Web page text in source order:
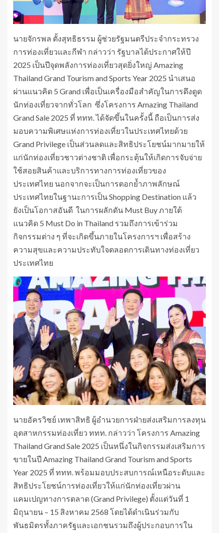
นายจักรพล ตั้งสุทธิธรรม ผู้ช่วยรัฐมนตรีประจำกระทรวง
การท่องเที่ยวและกีฬา กล่าวว่า รัฐบาลได้ประกาศให้ปี
2025 เป็นปีจุดพลังการท่องเที่ยวสุดยิ่งใหญ่ Amazing
Thailand Grand Tourism and Sports Year 2025 นำเสนอ
ผ่านแนวคิด 5 Grand เพื่อเป็นเครื่องมือสำคัญในการดึงดูด
นักท่องเที่ยวจากทั่วโลก ซึ่งโครงการ Amazing Thailand
Grand Sale 2025 ที่ ททท. ได้จัดขึ้นในครั้งนี้ ถือเป็นการส่ง
มอบความพิเศษแห่งการท่องเที่ยวในประเทศไทยด้วย
Grand Privilege เป็นส่วนลดและสิทธิประโยชน์มากมายให้
แก่นักท่องเที่ยวชาวต่างชาติ เพื่อกระตุ้นให้เกิดการจับจ่าย
ใช้สอยสินค้าและบริการทางการท่องเที่ยวของ
ประเทศไทย นอกจากจะเป็นการตอกย้ำภาพลักษณ์
ประเทศไทยในฐานะการเป็น Shopping Destination แล้ว
ยังเป็นโอกาสอันดี ในการผลักดัน Must Buy ภายใต้
แนวคิด 5 Must Do in Thailand รวมถึงการเข้าร่วม
กิจกรรมต่าง ๆ ที่จะเกิดขึ้นภายในโครงการฯ เพื่อสร้าง
ความสุขและความประทับใจตลอดการเดินทางท่องเที่ยว
ประเทศไทย
นายอัครวิชย์ เทพาสิทธิ ผู้อำนวยการฝ่ายส่งเสริมการลงทุน
อุตสาหกรรมท่องเที่ยว ททท. กล่าวว่า โครงการ Amazing
Thailand Grand Sale 2025 เป็นหนึ่งในกิจกรรมส่งเสริมการ
ขายในปี Amazing Thailand Grand Tourism and Sports
Year 2025 ที่ ททท. พร้อมมอบประสบการณ์เหนือระดับและ
สิทธิประโยชน์การท่องเที่ยวให้แก่นักท่องเที่ยวผ่าน
แคมเปญทางการตลาด (Grand Privilege) ตั้งแต่วันที่ 1
มิถุนายน – 15 สิงหาคม 2568 โดยได้ดำเนินร่วมกับ
พันธมิตรทั้งภาครัฐและเอกชนรวมถึงผู้ประกอบการใน